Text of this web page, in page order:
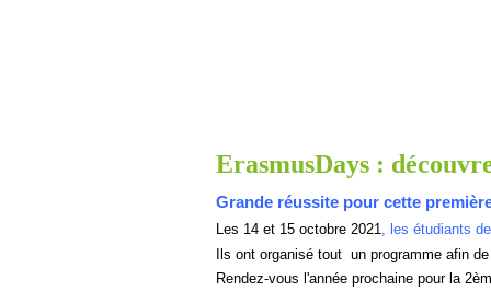
ErasmusDays :
Grande réussite pour cette
Les 14 et 15 octobre 2021, les étudiants
Ils ont organisé tout un programme afin de
Rendez-vous l'année prochaine pour la